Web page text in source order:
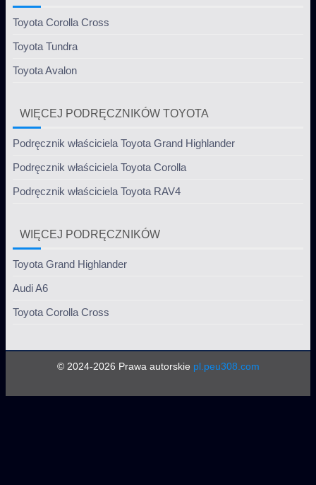
Toyota Corolla Cross
Toyota Tundra
Toyota Avalon
WIĘCEJ PODRĘCZNIKÓW TOYOTA
Podręcznik właściciela Toyota Grand Highlander
Podręcznik właściciela Toyota Corolla
Podręcznik właściciela Toyota RAV4
WIĘCEJ PODRĘCZNIKÓW
Toyota Grand Highlander
Audi A6
Toyota Corolla Cross
© 2024-2026 Prawa autorskie pl.peu308.com